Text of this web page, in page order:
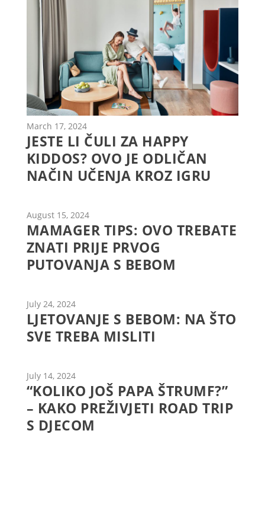
March 17, 2024
JESTE LI ČULI ZA HAPPY
KIDDOS? OVO JE ODLIČAN
NAČIN UČENJA KROZ IGRU
August 15, 2024
MAMAGER TIPS: OVO TREBATE
ZNATI PRIJE PRVOG
PUTOVANJA S BEBOM
July 24, 2024
LJETOVANJE S BEBOM: NA ŠTO
SVE TREBA MISLITI
July 14, 2024
“KOLIKO JOŠ PAPA ŠTRUMF?”
– KAKO PREŽIVJETI ROAD TRIP
S DJECOM